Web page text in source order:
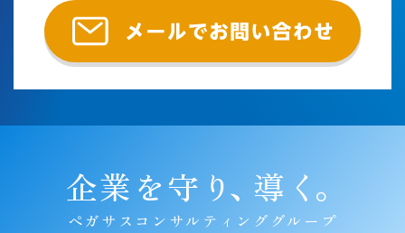
企業を守り、導く。
ペガサスコンサルティンググループ